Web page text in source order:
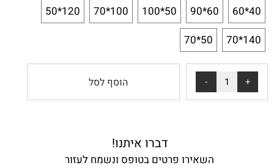
40*60
60*90
50*100
100*70
120*50
140*70
50*70
הוסף לסל
דברו איתנו!
השאירו פרטים בטופס ונשמח לעזור